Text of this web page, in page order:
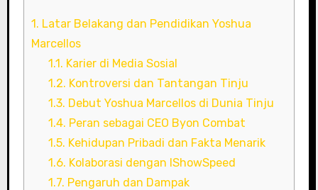
1. Latar Belakang dan Pendidikan Yoshua
Marcellos
1.1. Karier di Media Sosial
1.2. Kontroversi dan Tantangan Tinju
1.3. Debut Yoshua Marcellos di Dunia Tinju
1.4. Peran sebagai CEO Byon Combat
1.5. Kehidupan Pribadi dan Fakta Menarik
1.6. Kolaborasi dengan IShowSpeed
1.7. Pengaruh dan Dampak